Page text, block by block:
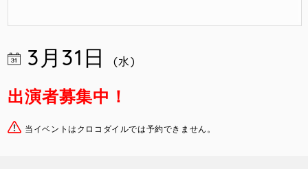
3月31日 (水)
出演者募集中！
当イベントはクロコダイルでは予約できません。